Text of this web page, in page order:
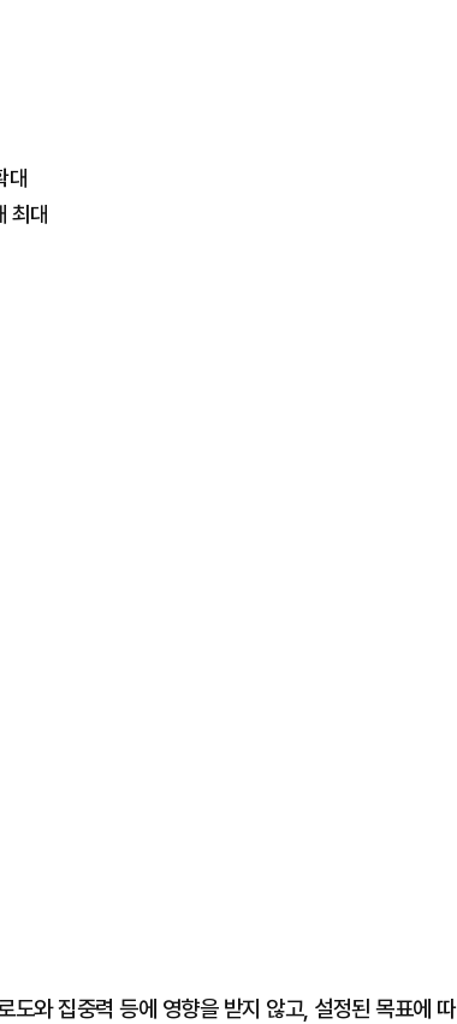
대
최대
도와 집중력 등에 영향을 받지 않고, 설정된 목표에 따